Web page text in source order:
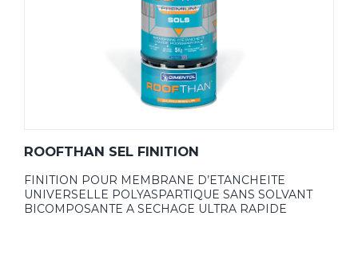
ROOFTHAN SEL FINITION
FINITION POUR MEMBRANE D’ETANCHEITE
UNIVERSELLE POLYASPARTIQUE SANS SOLVANT
BICOMPOSANTE A SECHAGE ULTRA RAPIDE